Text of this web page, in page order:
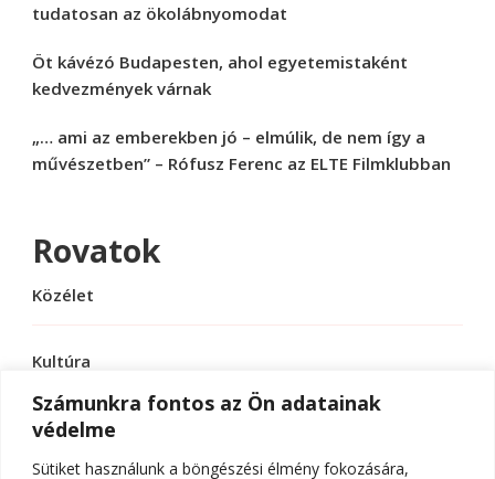
Számunkra fontos az Ön adatainak
védelme
Sütiket használunk a böngészési élmény fokozására,
tudatosan az ökolábnyomodat
Öt kávézó Budapesten, ahol egyetemistaként
kedvezmények várnak
„… ami az emberekben jó – elmúlik, de nem így a
művészetben” – Rófusz Ferenc az ELTE Filmklubban
Rovatok
Közélet
Kultúra
Sport